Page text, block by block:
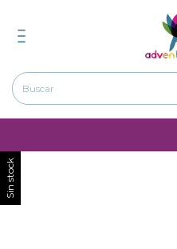
Sin stock